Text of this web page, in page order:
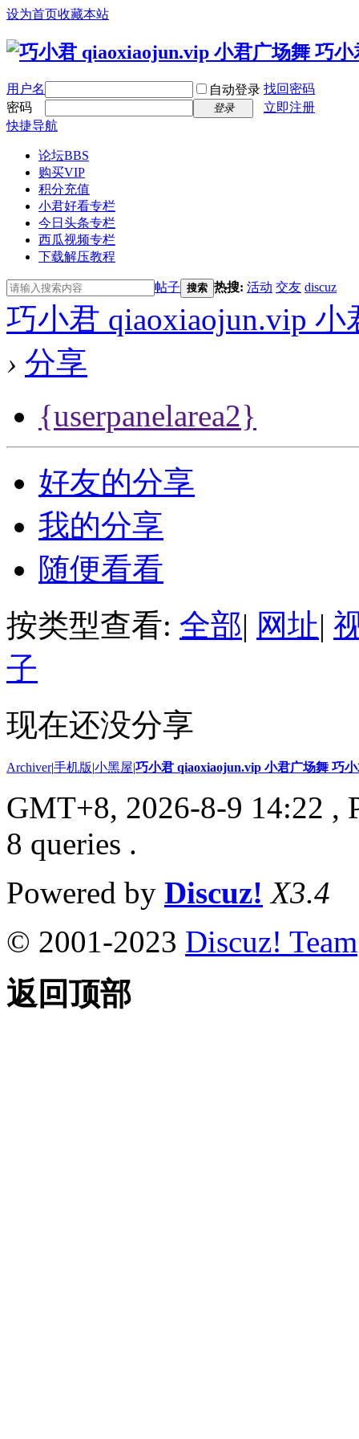
设为首页收藏本站
用户名 自动登录 找回密码
密码
登录
立即注册
快捷导航
论坛BBS
购买VIP
积分充值
小君好看专栏
今日头条专栏
西瓜视频专栏
下载解压教程
帖子 搜索 热搜: 活动 交友 discuz
巧小君 qiaoxiaojun.vip
› 分享
{userpanelarea2}
好友的分享
我的分享
随便看看
按类型查看: 全部| 网址|
子
现在还没分享
Archiver|手机版|小黑屋|巧小君 qiaoxiaojun.vip 小君广场舞 巧
GMT+8, 2026-8-9 14:22 ,
8 queries .
Powered by Discuz! X3.4
© 2001-2023 Discuz! Team
返回顶部